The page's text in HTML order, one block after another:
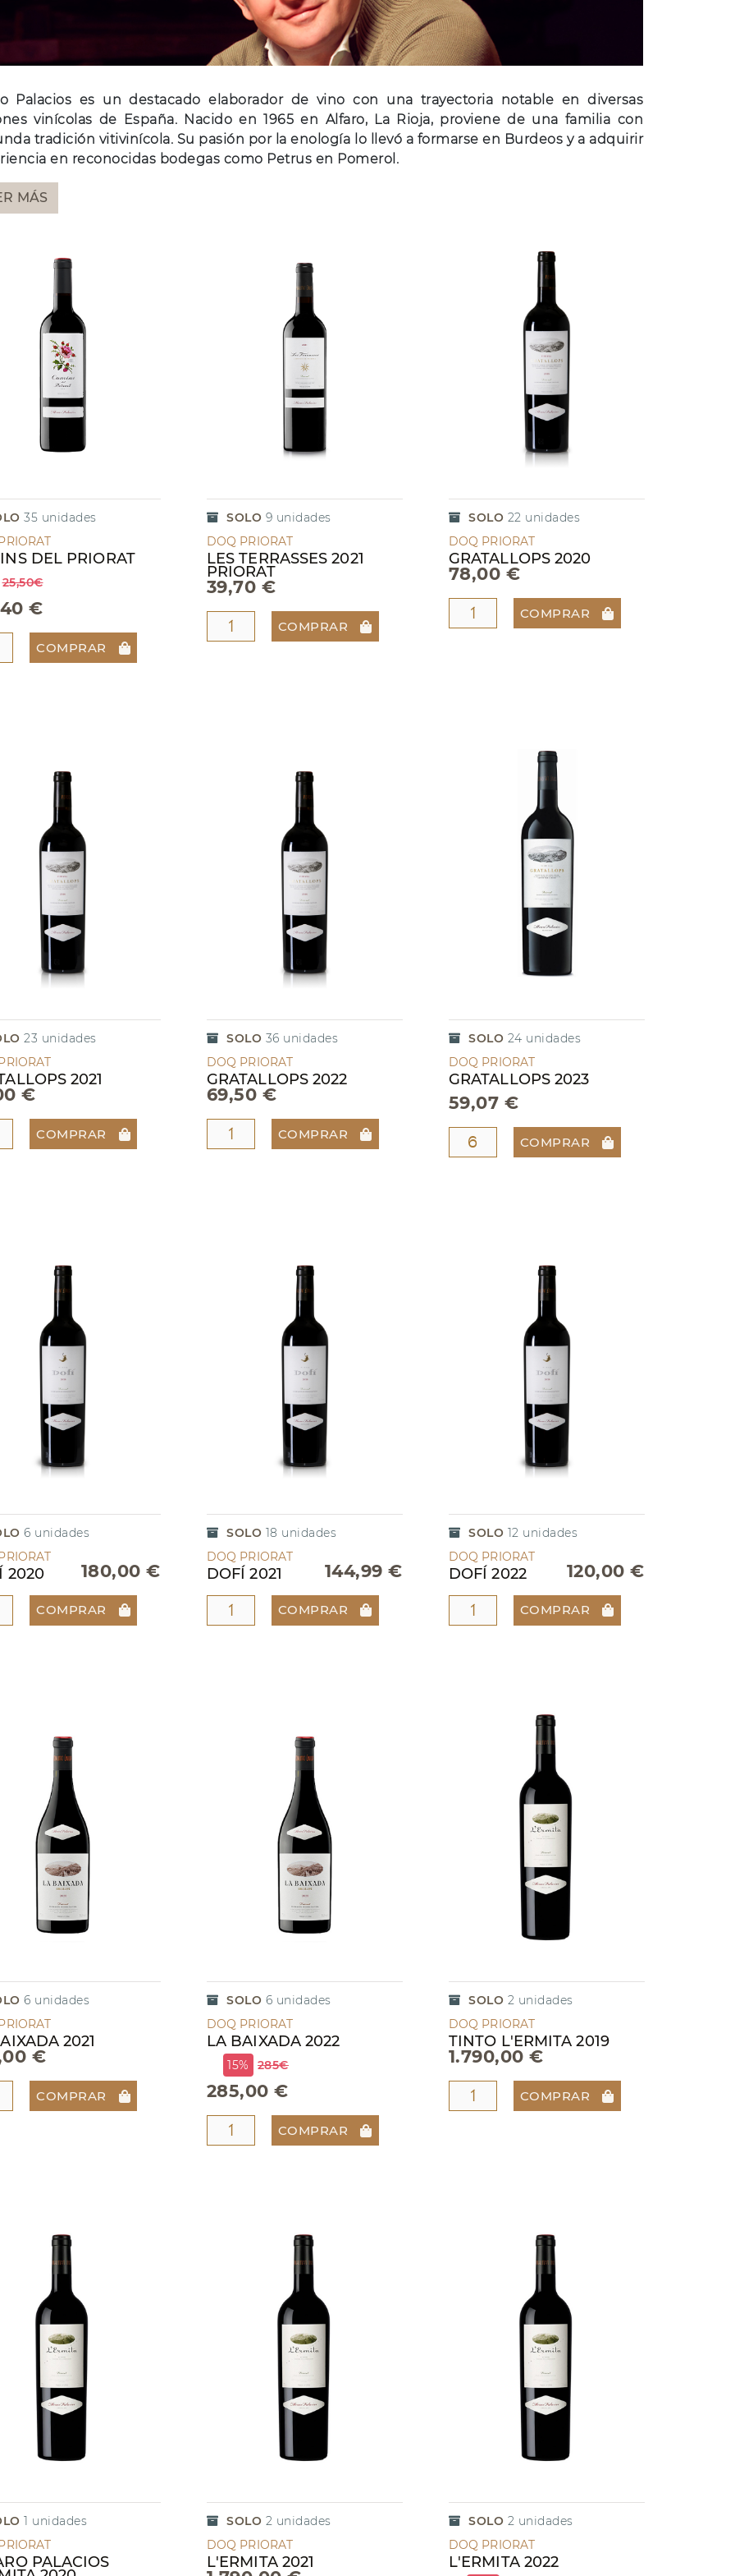
Riesling
NAVIDAD
Palacios es un destacado elaborador de vino con una trayectoria notable en diversas
vinícolas de España. Nacido en 1965 en Alfaro, La Rioja, proviene de una familia con
tradición vitivinícola. Su pasión por la enología lo llevó a formarse en Burdeos y a adquirir
en reconocidas bodegas como Petrus en Pomerol.
MÁS
35 unidades
DEL PRIORAT
25,50€
€
COMPRAR
SOLO 9 unidades
DOQ PRIORAT
LES TERRASSES 2021
PRIORAT
39,70 €
COMPRAR
SOLO 22 unidades
DOQ PRIORAT
GRATALLOPS 2020
78,00 €
COMPRAR
23 unidades
2021
€
COMPRAR
SOLO 36 unidades
DOQ PRIORAT
GRATALLOPS 2022
69,50 €
COMPRAR
SOLO 24 unidades
DOQ PRIORAT
GRATALLOPS 2023
59,07 €
COMPRAR
6 unidades
2020 180,00 €
COMPRAR
SOLO 18 unidades
DOQ PRIORAT
DOFÍ 2021 144,99 €
COMPRAR
SOLO 12 unidades
DOQ PRIORAT
DOFÍ 2022 120,00 €
COMPRAR
6 unidades
2021
€
COMPRAR
SOLO 6 unidades
DOQ PRIORAT
LA BAIXADA 2022
15% 285€
285,00 €
COMPRAR
SOLO 2 unidades
DOQ PRIORAT
TINTO L'ERMITA 2019
1.790,00 €
COMPRAR
1 unidades
PALACIOS
SOLO 2 unidades
DOQ PRIORAT
L'ERMITA 2021
SOLO 2 unidades
DOQ PRIORAT
L'ERMITA 2022